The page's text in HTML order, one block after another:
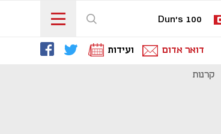
Dun's 100
דואר אדום ועידות
קרנות